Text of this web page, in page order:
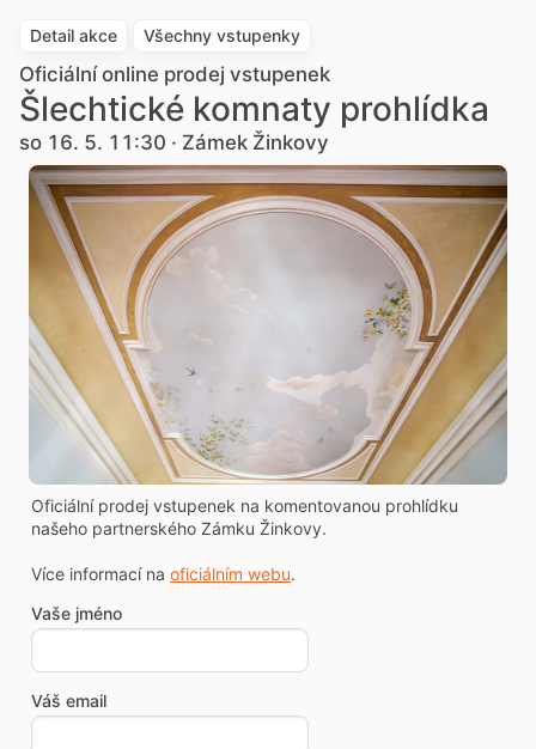
Detail akce Všechny vstupenky
Oficiální online prodej vstupenek
Šlechtické komnaty prohlídka
so 16. 5. 11:30 · Zámek Žinkovy
Oficiální prodej vstupenek na komentovanou prohlídku
našeho partnerského Zámku Žinkovy.
Více informací na oficiálním webu.
Vaše jméno
Váš email